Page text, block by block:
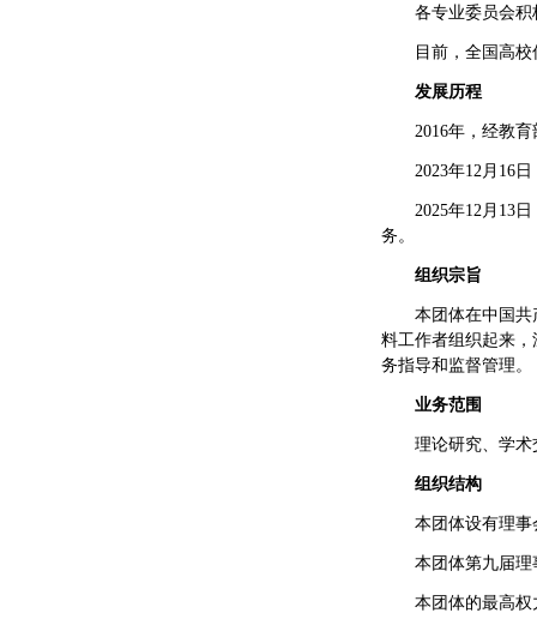
各专业委员会
目前，全国高
发展历程
2016年，经教
2023年12月16
2025年12月13
务。
组织宗旨
本团体在中国
料工作者组织起来
务指导和监督管理。
业务范围
理论研究、学
组织结构
本团体设有理
本团体第九届理
本团体的最高